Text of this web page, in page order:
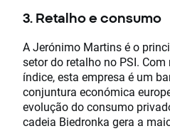
3. Retalho e consumo
A Jerónimo Martins é o
setor do retalho no PSI.
índice, esta empresa é um
conjuntura económica
evolução do consumo
cadeia Biedronka gera a